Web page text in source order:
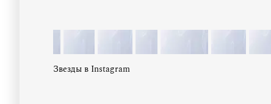
Звезды в Instagram